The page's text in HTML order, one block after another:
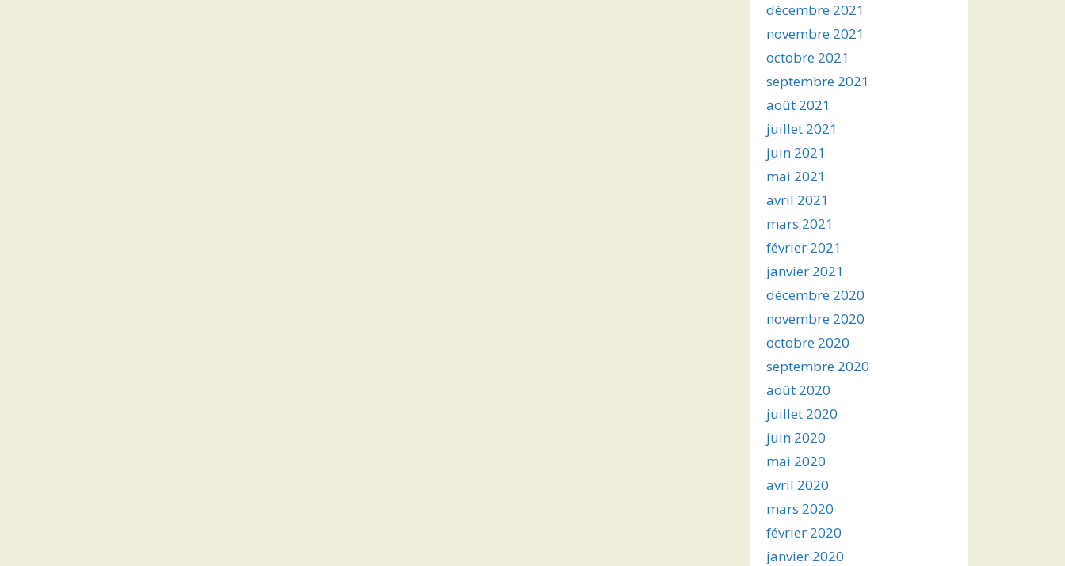
décembre 2021
novembre 2021
octobre 2021
septembre 2021
août 2021
juillet 2021
juin 2021
mai 2021
avril 2021
mars 2021
février 2021
janvier 2021
décembre 2020
novembre 2020
octobre 2020
septembre 2020
août 2020
juillet 2020
juin 2020
mai 2020
avril 2020
mars 2020
février 2020
janvier 2020